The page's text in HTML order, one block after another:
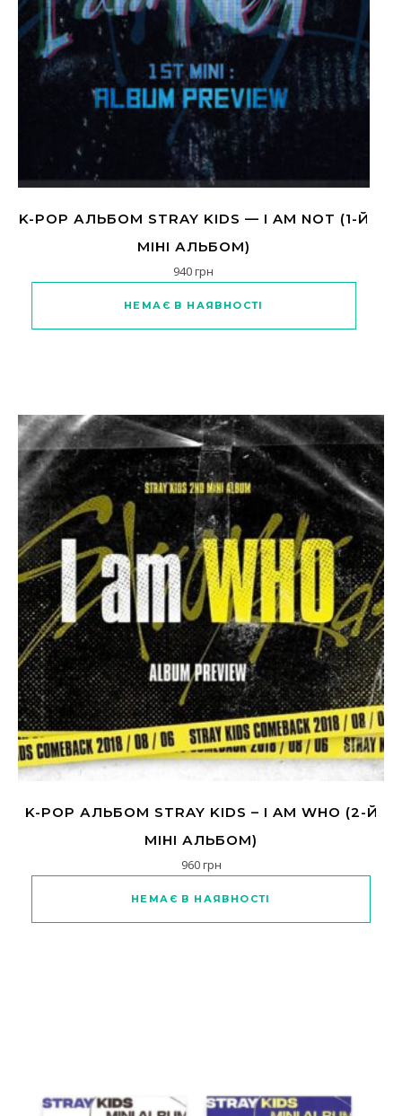
K-POP АЛЬБОМ STRAY KIDS — I AM NOT (1-Й
МІНІ АЛЬБОМ)
940грн
НЕМАЄ В НАЯВНОСТІ
K-POP АЛЬБОМ STRAY KIDS – I AM WHO (2-Й
МІНІ АЛЬБОМ)
960грн
НЕМАЄ В НАЯВНОСТІ